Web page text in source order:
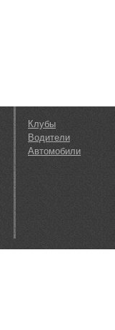
Клубы
Водители
Автомобили